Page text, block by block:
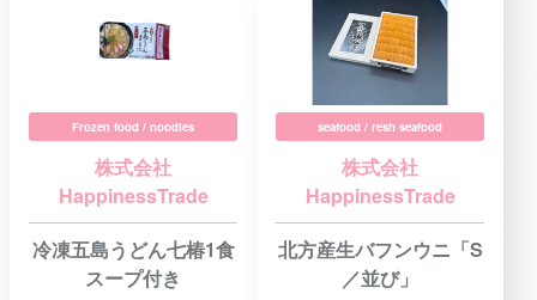
Frozen food / noodles
株式会社
HappinessTrade
冷凍五島うどん七椿1食
スープ付き
seafood / resh seafood
株式会社
HappinessTrade
北方産生バフンウニ「S
／並び」